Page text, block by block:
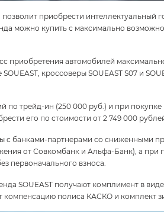
приобрести интеллектуальный
можно купить с максимально
приобретения автомобилей
кроссоверыSOUEAST S07 и
по трейд-ин (250 000 руб.) и при покупке
его по стоимости от2 749 000
с банками-партнерами со сниженными
от Совкомбанк и Альфа-Банк), а при
первоначального взноса.
SOUEAST получают комплимент в
компенсацию полиса КАСКО и комплект